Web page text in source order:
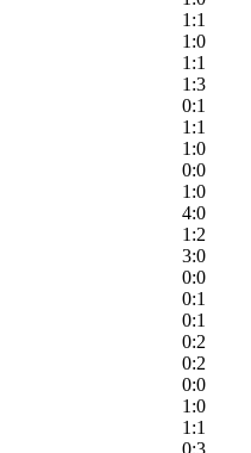
1:1
1:0
1:1
1:3
0:1
1:1
1:0
0:0
1:0
4:0
1:2
3:0
0:0
0:1
0:1
0:2
0:2
0:0
1:0
1:1